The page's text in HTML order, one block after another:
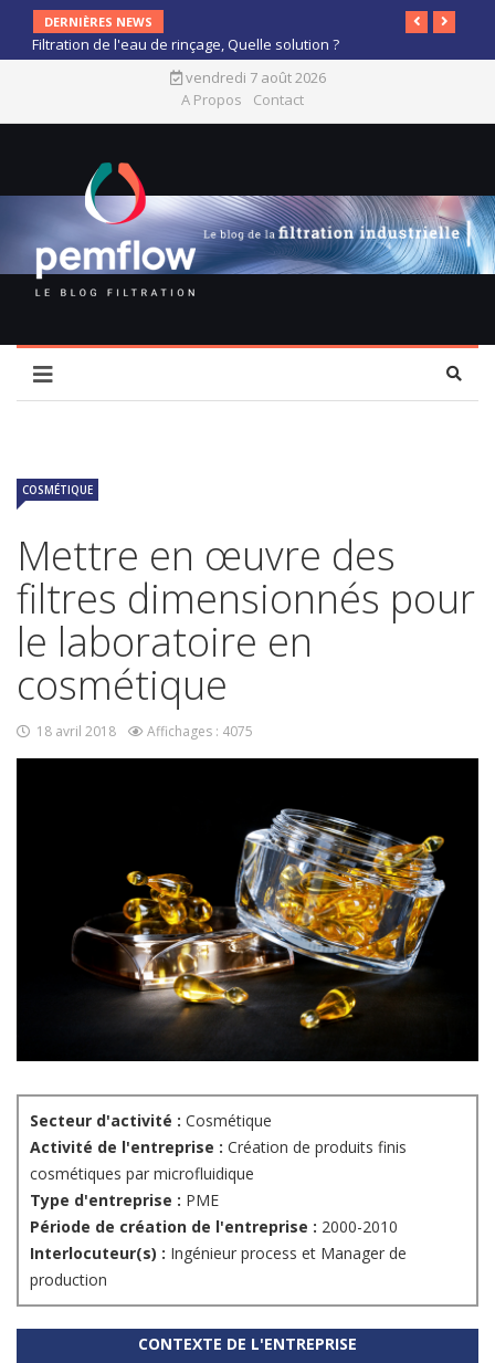
DERNIÈRES NEWS
Filtration de l'eau de rinçage, Quelle solution ?
vendredi 7 août 2026
A Propos
Contact
Mettre en œuvre des
filtres dimensionnés pour
le laboratoire en
cosmétique
COSMÉTIQUE
18 avril 2018 Affichages : 4075
Secteur d'activité : Cosmétique
Activité de l'entreprise : Création de produits finis
cosmétiques par microfluidique
Type d'entreprise : PME
Période de création de l'entreprise : 2000-2010
Interlocuteur(s) : Ingénieur process et Manager de
production
CONTEXTE DE L'ENTREPRISE